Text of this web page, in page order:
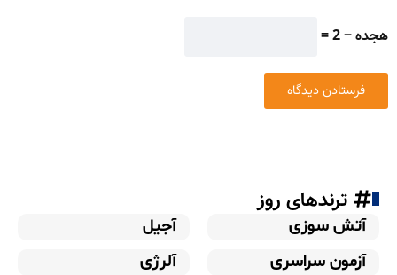
هجده − 2 =
ترندهای روز
آتش سوزی
آجیل
آزمون سراسری
آلرژی